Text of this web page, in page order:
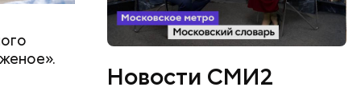
Новости СМИ2